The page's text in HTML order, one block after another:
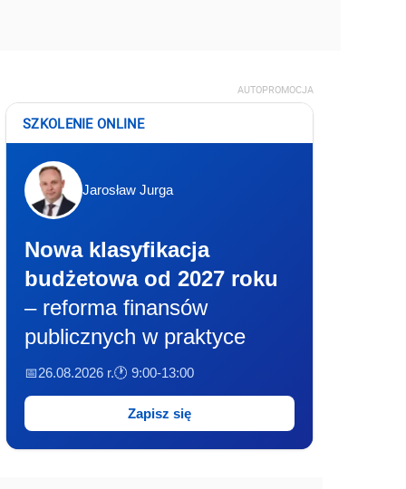
AUTOPROMOCJA
SZKOLENIE ONLINE
Jarosław Jurga
Nowa klasyfikacja
budżetowa od 2027 roku
– reforma finansów
publicznych w praktyce
📅26.08.2026 r.🕐 9:00-13:00
Zapisz się